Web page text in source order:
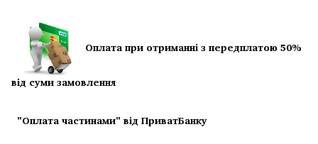
Оплата при отриманні з передплатою 50%
від суми замовлення
"Оплата частинами" від ПриватБанку